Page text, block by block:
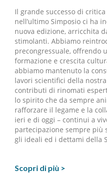
Il grande successo di
nell’ultimo Simposio ci ha
nuova edizione, arricchita
stimolanti. Abbiamo
precongressuale, offrendo
formazione e crescita
abbiamo mantenuto la
lavori scientifici della
contributi di rinomati
lo spirito che da sempre
rafforzare il legame e la
ieri e di oggi – continui a
partecipazione sempre più
gli ideali ed i dettami della
Scopri di più >